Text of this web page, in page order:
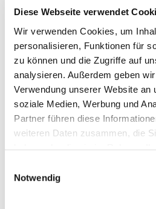
Diese Webseite verwendet
Wir verwenden Cookies, um
personalisieren, Funktionen für
zu können und die Zugriffe auf
analysieren. Außerdem geben
Verwendung unserer Website an
soziale Medien, Werbung und
Partner führen diese
weiteren Daten zusammen, die
Notwendig